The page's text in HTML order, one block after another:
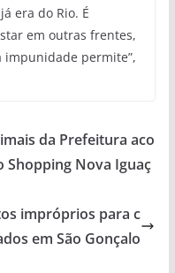
era do Rio. É
em outras frentes,
impunidade permite”,
da Prefeitura aco
Shopping Nova Iguaç
impróprios para c
em São Gonçalo